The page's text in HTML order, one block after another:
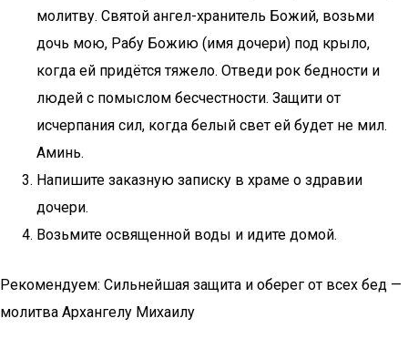
молитву. Святой ангел-хранитель Божий, возьми
дочь мою, Рабу Божию (имя дочери) под крыло,
когда ей придётся тяжело. Отведи рок бедности и
людей с помыслом бесчестности. Защити от
исчерпания сил, когда белый свет ей будет не мил.
Аминь.
Напишите заказную записку в храме о здравии
дочери.
Возьмите освященной воды и идите домой.
Рекомендуем: Сильнейшая защита и оберег от всех бед —
молитва Архангелу Михаилу